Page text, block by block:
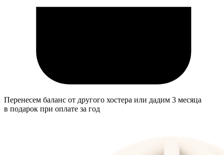
Перенесем баланс от другого хостера или дадим 3 месяца
в подарок при оплате за год